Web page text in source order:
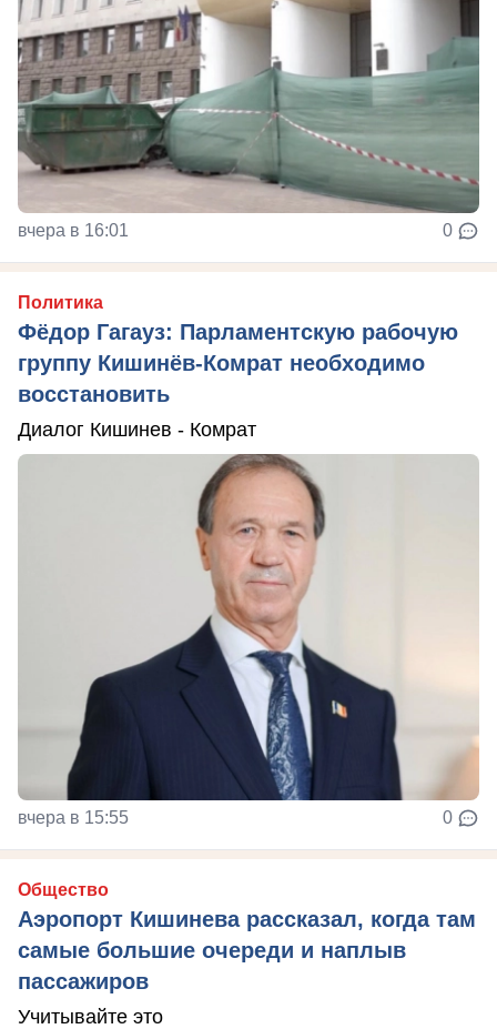
вчера в 16:01 0
Политика
Фёдор Гагауз: Парламентскую рабочую
группу Кишинёв-Комрат необходимо
восстановить
Диалог Кишинев - Комрат
вчера в 15:55 0
Общество
Аэропорт Кишинева рассказал, когда там
самые большие очереди и наплыв
пассажиров
Учитывайте это